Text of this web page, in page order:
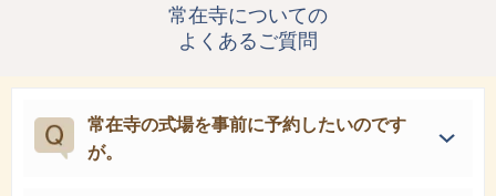
常在寺についての
よくあるご質問
常在寺の式場を事前に予約したいのです
が。